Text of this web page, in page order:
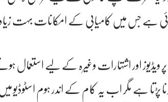
ہے جس میں کامیابی کے امکانات بہت
ویڈیوز اور اشتہارات وغیرہ کے لیے
پڑتا ہے مگر اب یہ کام کے اندر ہوم اسٹوڈیو